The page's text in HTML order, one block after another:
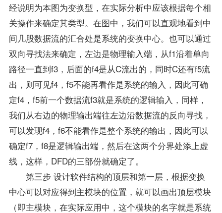
经说明为本图为变换型，在实际分析中应该根据每个相
关操作来确定其类型。在图中，我们可以直观地看到中
间几股数据流的汇合处是系统的变换中心。也可以通过
双向寻找法来确定，左边是物理输入端，从f1沿着单向
路径一直到f3，后面的f4是从C流出的，同时C还有f5流
出，则可见f4，f5不能再看作是系统的输入，因此可确
定f4，f5前一个数据流f3就是系统的逻辑输入，同样，
我们从右边的物理输出端往左边沿数据流的反向寻找，
可以发现f4，f6不能看作是整个系统的输出，因此可以
确定f7，f8是逻辑输出端，然后在这两个分界处添上虚
线，这样，DFD的三部份就确定了。
第三步 设计软件结构的顶层和第一层，根据变换
中心可以对应得到主模块的位置，就可以画出顶层模块
（即主模块，在实际应用中，这个模块的名字就是系统